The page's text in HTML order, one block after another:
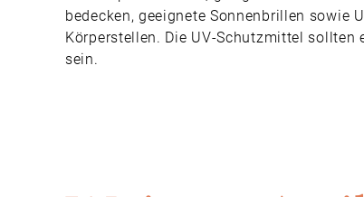
bedecken, geeignete Sonnenbrillen sowie
Körperstellen. Die UV-Schutzmittel sollten
sein.